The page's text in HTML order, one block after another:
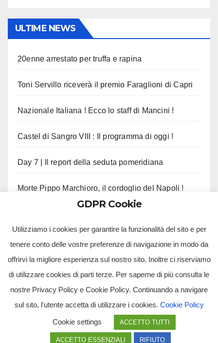
ULTIME NEWS
20enne arrestato per truffa e rapina
Toni Servillo riceverà il premio Faraglioni di Capri
Nazionale Italiana ! Ecco lo staff di Mancini !
Castel di Sangro VIII : Il programma di oggi !
Day 7 | Il report della seduta pomeridiana
Morte Pippo Marchioro, il cordoglio del Napoli !
Tv Multimidia Srl - Via Giulio Natta, SNC, 80126, Napoli (NA).
giornalistica registrata presso il Tribunale di Santa Maria Capua Vetere CE. Tutti i diritti riservati.
GDPR Cookie
Utilizziamo i cookies per garantire la funzionalità del sito e per
tenere conto delle vostre preferenze di navigazione in modo da
offrirvi la migliore esperienza sul nostro sito. Inoltre ci riserviamo
di utilizzare cookies di parti terze. Per saperne di più consulta le
nostre Privacy Policy e Cookie Policy. Continuando a navigare
sul sito, l'utente accetta di utilizzare i cookies. Cookie Policy
Cookie settings ACCETTO TUTTI
ACCETTO ESSENZIALI RIFIUTO